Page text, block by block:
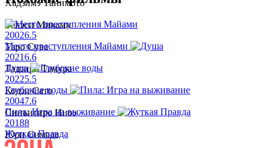
Хадзимэ Танимото
Такэси Миками
Таро Сува
Тадзиро Тамура
Кодзи Сато
Синъитиро Иноэ
Юри Симада
20026.5
Место преступления Майами
20216.6
Душа
20225.5
Глубокие воды
20047.6
Пила: Игра на выживание
20188
Жуткая Правда